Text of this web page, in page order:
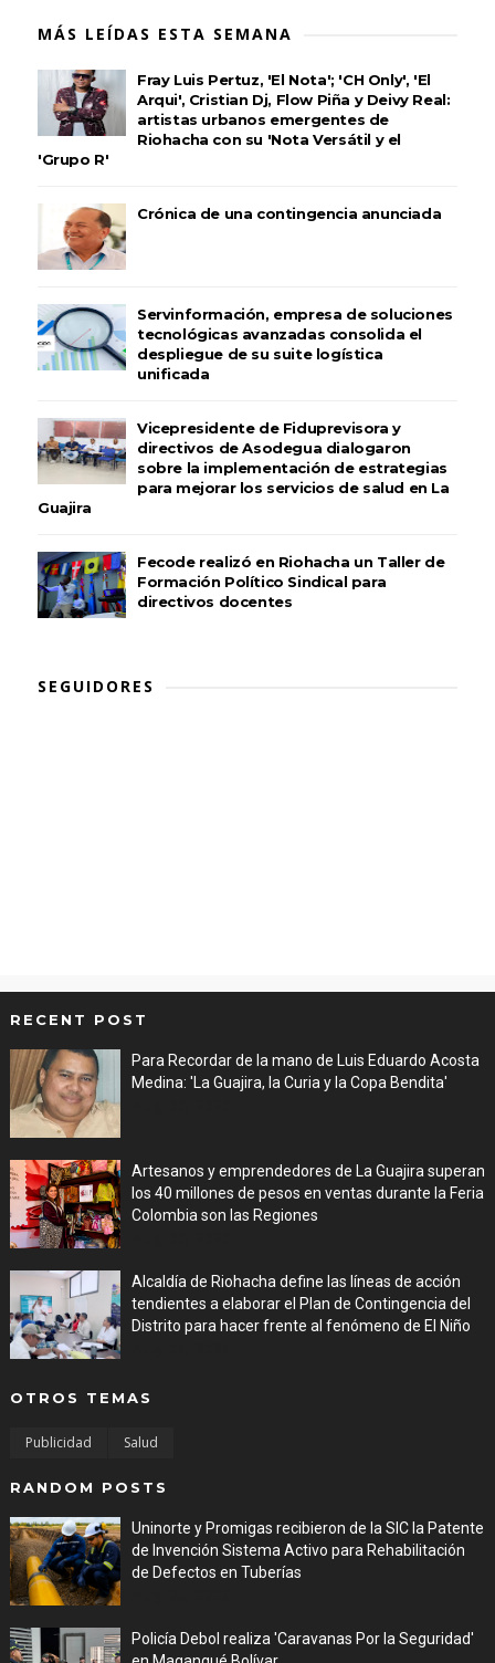
MÁS LEÍDAS ESTA SEMANA
Fray Luis Pertuz, 'El Nota'; 'CH Only', 'El
Arqui', Cristian Dj, Flow Piña y Deivy Real:
artistas urbanos emergentes de
Riohacha con su 'Nota Versátil y el
'Grupo R'
Crónica de una contingencia anunciada
Servinformación, empresa de soluciones
tecnológicas avanzadas consolida el
despliegue de su suite logística
unificada
Vicepresidente de Fiduprevisora y
directivos de Asodegua dialogaron
sobre la implementación de estrategias
para mejorar los servicios de salud en La
Guajira
Fecode realizó en Riohacha un Taller de
Formación Político Sindical para
directivos docentes
SEGUIDORES
RECENT POST
Para Recordar de la mano de Luis Eduardo Acosta
Medina: 'La Guajira, la Curia y la Copa Bendita'
Artesanos y emprendedores de La Guajira superan
los 40 millones de pesos en ventas durante la Feria
Colombia son las Regiones
Alcaldía de Riohacha define las líneas de acción
tendientes a elaborar el Plan de Contingencia del
Distrito para hacer frente al fenómeno de El Niño
OTROS TEMAS
Publicidad Salud
RANDOM POSTS
Uninorte y Promigas recibieron de la SIC la Patente
de Invención Sistema Activo para Rehabilitación
de Defectos en Tuberías
Policía Debol realiza 'Caravanas Por la Seguridad'